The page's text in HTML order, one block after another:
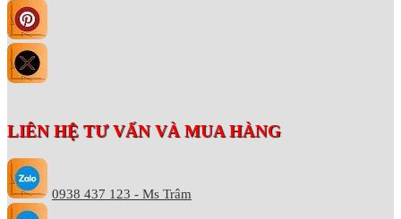
LIÊN HỆ TƯ VẤN VÀ MUA HÀNG
0938 437 123 - Ms Trâm